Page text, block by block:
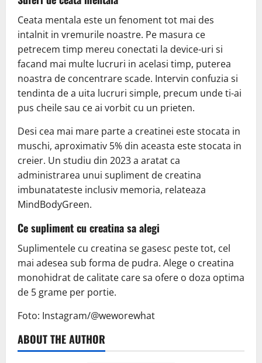
Ceata mentala este un fenoment tot mai des
intalnit in vremurile noastre. Pe masura ce
petrecem timp mereu conectati la device-uri si
facand mai multe lucruri in acelasi timp, puterea
noastra de concentrare scade. Intervin confuzia si
tendinta de a uita lucruri simple, precum unde ti-ai
pus cheile sau ce ai vorbit cu un prieten.
Desi cea mai mare parte a creatinei este stocata in
muschi, aproximativ 5% din aceasta este stocata in
creier. Un studiu din 2023 a aratat ca
administrarea unui supliment de creatina
imbunatateste inclusiv memoria, relateaza
MindBodyGreen.
Ce supliment cu creatina sa alegi
Suplimentele cu creatina se gasesc peste tot, cel
mai adesea sub forma de pudra. Alege o creatina
monohidrat de calitate care sa ofere o doza optima
de 5 grame per portie.
Foto: Instagram/@weworewhat
ABOUT THE AUTHOR